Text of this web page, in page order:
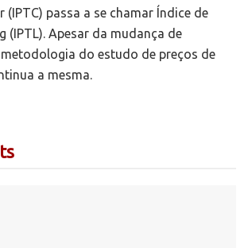
(IPTC) passa a se chamar Índice de
(IPTL). Apesar da mudança de
do estudo de preços de
a mesma.